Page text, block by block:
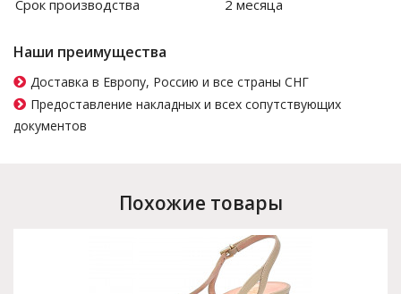
Срок производства 2 месяца
Наши преимущества
Доставка в Европу, Россию и все страны СНГ
Предоставление накладных и всех сопутствующих
документов
Похожие товары